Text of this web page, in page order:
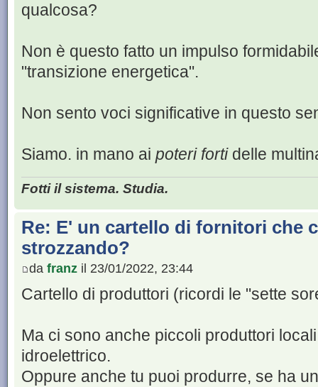
qualcosa?
Non è questo fatto un impulso
"transizione energetica".
Non sento voci significative in questo
Siamo. in mano ai poteri fortidelle
Fotti il sistema. Studia.
Re: E' un cartello di fornitori che
strozzando?
da franz il 23/01/2022, 23:44
Cartello di produttori (ricordi le "sette
Ma ci sono anche piccoli produttori
idroelettrico.
Oppure anche tu puoi produrre, se ha